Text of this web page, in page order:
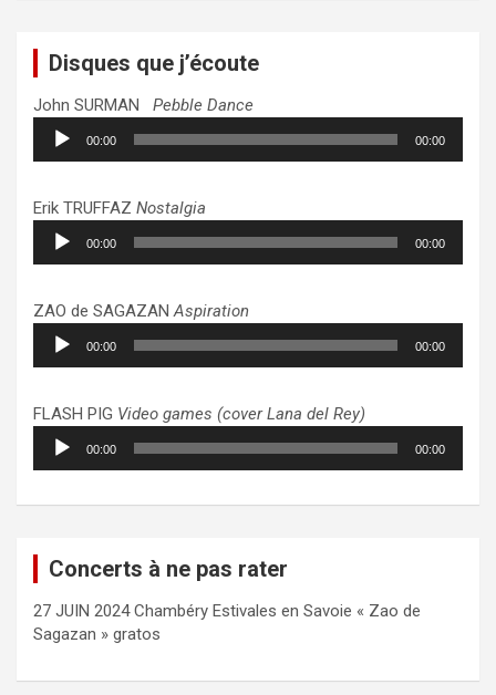
Disques que j’écoute
John SURMAN Pebble Dance
Lecteur
audio
00:00 00:00
Erik TRUFFAZ Nostalgia
Lecteur
audio
00:00 00:00
ZAO de SAGAZANAspiration
Lecteur
audio
00:00 00:00
FLASH PIG Video games (cover Lana del Rey)
Lecteur
audio
00:00 00:00
Concerts à ne pas rater
27 JUIN 2024 Chambéry Estivales en Savoie « Zao de
Sagazan » gratos